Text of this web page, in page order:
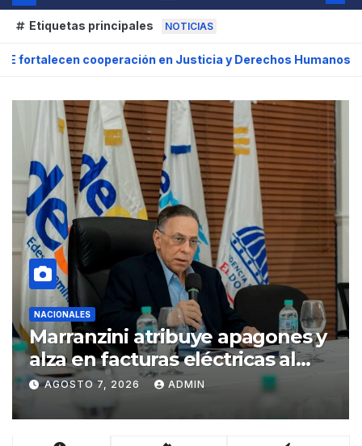
Etiquetas principales NOTICIAS
Justicia y Derechos Humanos Marranzini atribuye
NACIONALES
JCE pretende imponer su ley
mordaza y formula cargos
contra ACD Media por publicar
encuestas
AGOSTO 7, 2026 ADMIN